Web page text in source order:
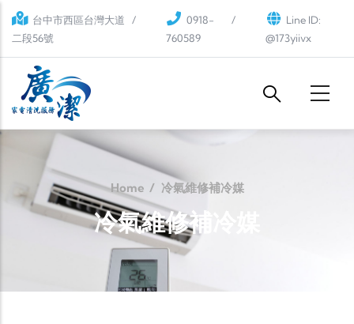
Skip to main content
台中市西區台灣大道
二段56號
0918-
760589
Line ID:
@173yiivx
Home / 冷氣維修補冷媒
冷氣維修補冷媒